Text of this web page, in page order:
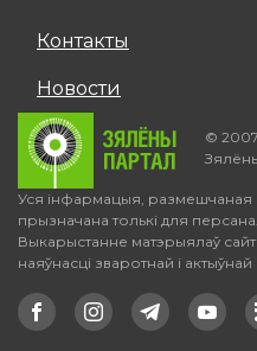
Контакты
Новости
©
Уся інфармацыя, размешчаная
прызначана толькі для
Выкарыстанне матэрыялаў
наяўнасці зваротнай і актыўнай